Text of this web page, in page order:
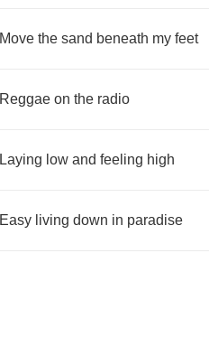
Move the sand beneath my feet
Reggae on the radio
Laying low and feeling high
Easy living down in paradise